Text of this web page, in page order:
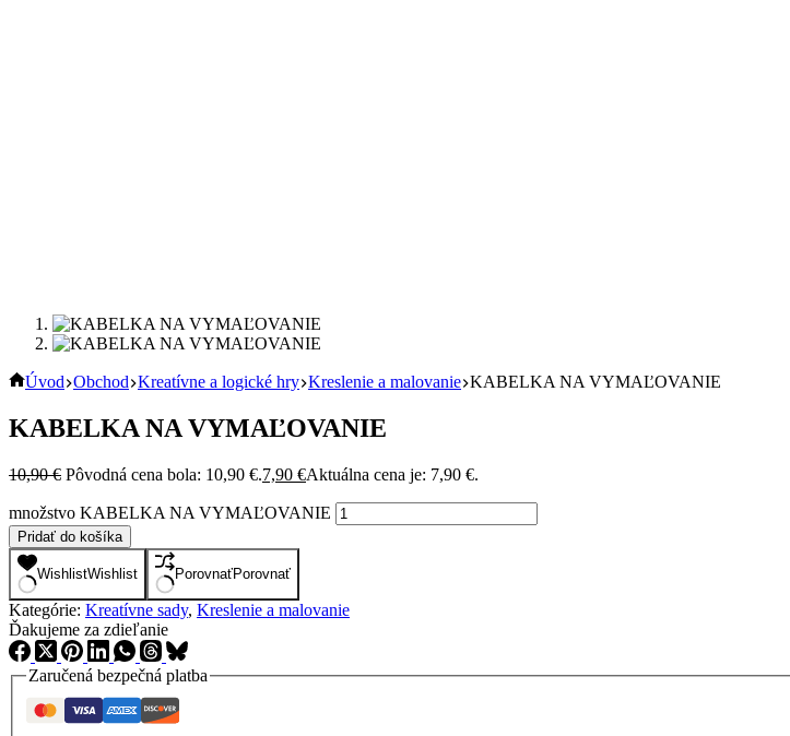
Úvod Obchod Kreatívne a logické hry Kreslenie a malovanie KABELKA NA VYMAĽOVANIE
KABELKA NA VYMAĽOVANIE
10,90€ Pôvodná cena bola: 10,90 €.7,90 €Aktuálna cena je: 7,90 €.
množstvo KABELKA NA VYMAĽOVANIE
Pridať do košíka
WishlistWishlist PorovnaťPorovnať
Kategórie: Kreatívne sady, Kreslenie a malovanie
Ďakujeme za zdieľanie
Zaručená bezpečná platba